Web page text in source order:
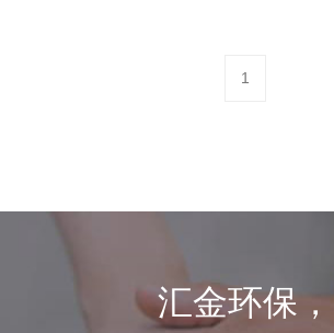
1
汇金环保，